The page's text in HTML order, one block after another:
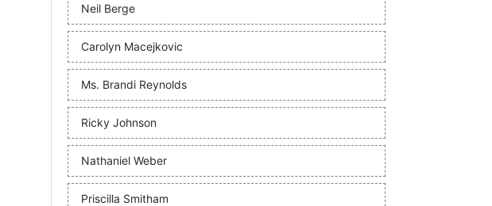
Neil Berge
Carolyn Macejkovic
Ms. Brandi Reynolds
Ricky Johnson
Nathaniel Weber
Priscilla Smitham